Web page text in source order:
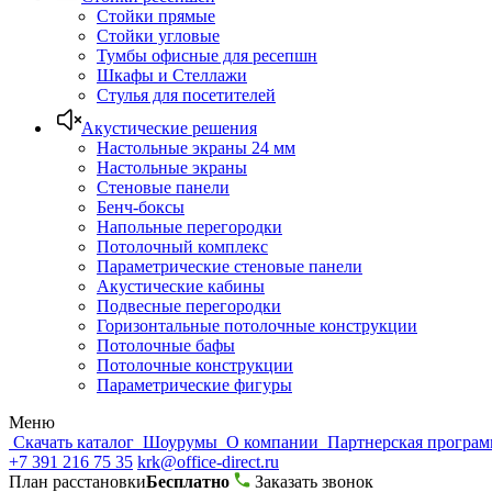
Стойки прямые
Стойки угловые
Тумбы офисные для ресепшн
Шкафы и Стеллажи
Стулья для посетителей
Акустические решения
Настольные экраны 24 мм
Настольные экраны
Стеновые панели
Бенч-боксы
Напольные перегородки
Потолочный комплекс
Параметрические стеновые панели
Акустические кабины
Подвесные перегородки
Горизонтальные потолочные конструкции
Потолочные бафы
Потолочные конструкции
Параметрические фигуры
Меню
Скачать каталог Шоурумы О компании Партнерская
+7 391 216 75 35 krk@office-direct.ru
План расстановкиБесплатно
Заказать звонок